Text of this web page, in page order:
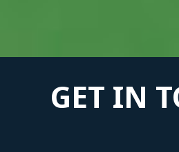
GET IN